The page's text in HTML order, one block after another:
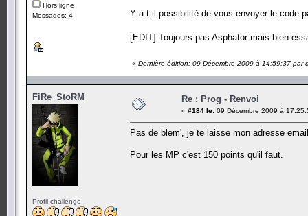
Hors ligne
Messages: 4
Y a t-il possibilité de vous envoyer le code
[EDIT] Toujours pas Asphator mais bien
« Dernière édition: 09 Décembre 2009 à 14:59:37 par
FiRe_StoRM
Profil challenge
Re : Prog - Renvoi
« #184 le: 09 Décembre 2009 à
Pas de blem', je te laisse mon adresse
Pour les MP c'est 150 points qu'il faut.